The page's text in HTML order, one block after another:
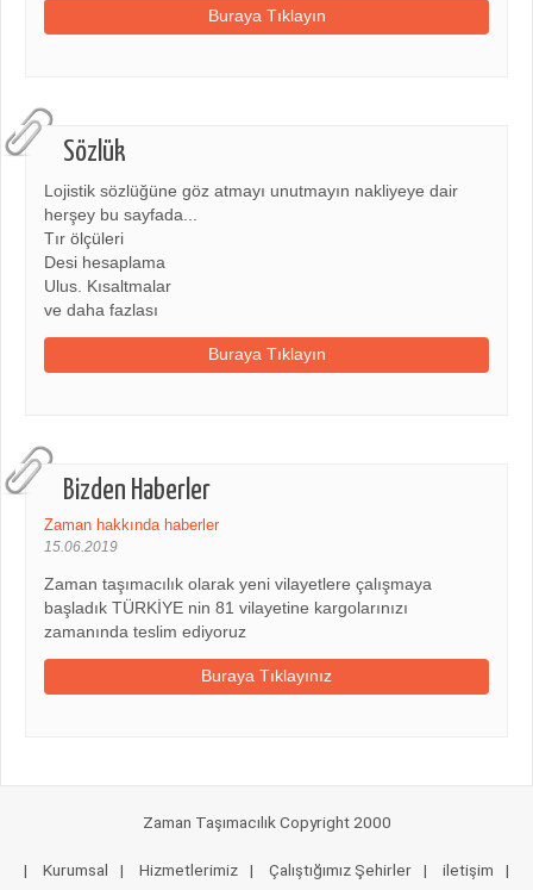
Buraya Tıklayın
Sözlük
Lojistik sözlüğüne göz atmayı unutmayın nakliyeye dair
herşey bu sayfada...
Tır ölçüleri
Desi hesaplama
Ulus. Kısaltmalar
ve daha fazlası
Buraya Tıklayın
Bizden Haberler
Zaman hakkında haberler
15.06.2019
Zaman taşımacılık olarak yeni vilayetlere çalışmaya
başladık TÜRKİYE nin 81 vilayetine kargolarınızı
zamanında teslim ediyoruz
Buraya Tıklayınız
Zaman Taşımacılık Copyright 2000
| Kurumsal | Hizmetlerimiz | Çalıştığımız Şehirler | iletişim |